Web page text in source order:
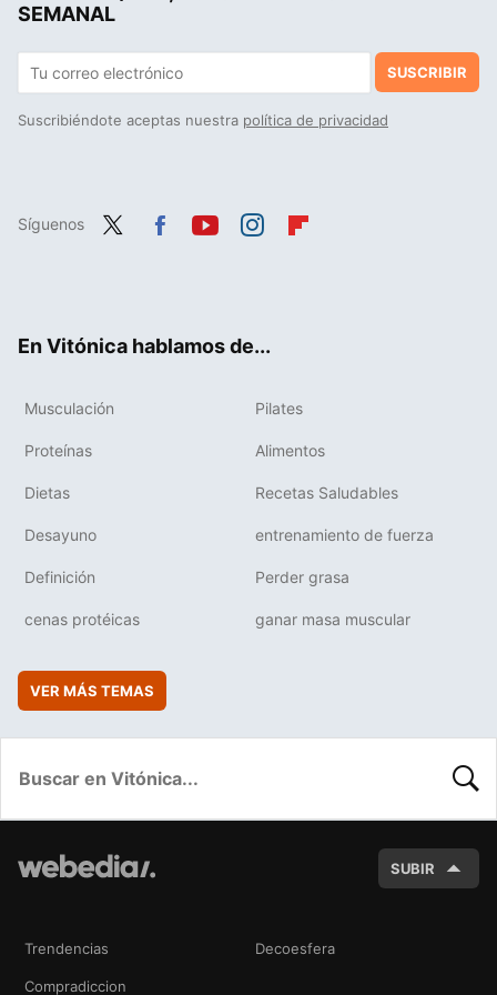
SEMANAL
SUSCRIBIR
Suscribiéndote aceptas nuestra política de privacidad
Síguenos
En Vitónica hablamos de...
Musculación Pilates
Proteínas Alimentos
Dietas Recetas Saludables
Desayuno entrenamiento de fuerza
Definición Perder grasa
cenas protéicas ganar masa muscular
VER MÁS TEMAS
SUBIR
Trendencias Decoesfera
Compradiccion